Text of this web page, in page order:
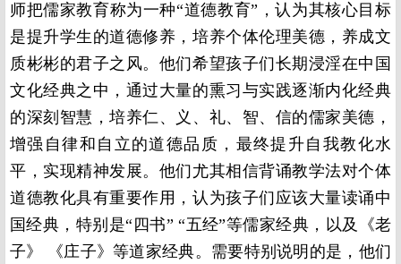
师把儒家教育称为一种“道德教育”，认为其核心目标
是提升学生的道德修养，培养个体伦理美德，养成文
质彬彬的君子之风。他们希望孩子们长期浸淫在中国
文化经典之中，通过大量的熏习与实践逐渐内化经典
的深刻智慧，培养仁、义、礼、智、信的儒家美德，
增强自律和自立的道德品质，最终提升自我教化水
平，实现精神发展。他们尤其相信背诵教学法对个体
道德教化具有重要作用，认为孩子们应该大量读诵中
国经典，特别是“四书” “五经”等儒家经典，以及《老
子》 《庄子》等道家经典。需要特别说明的是，他们